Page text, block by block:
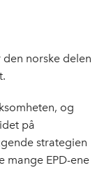
norske delen
og
på
strategien
mange EPD-ene